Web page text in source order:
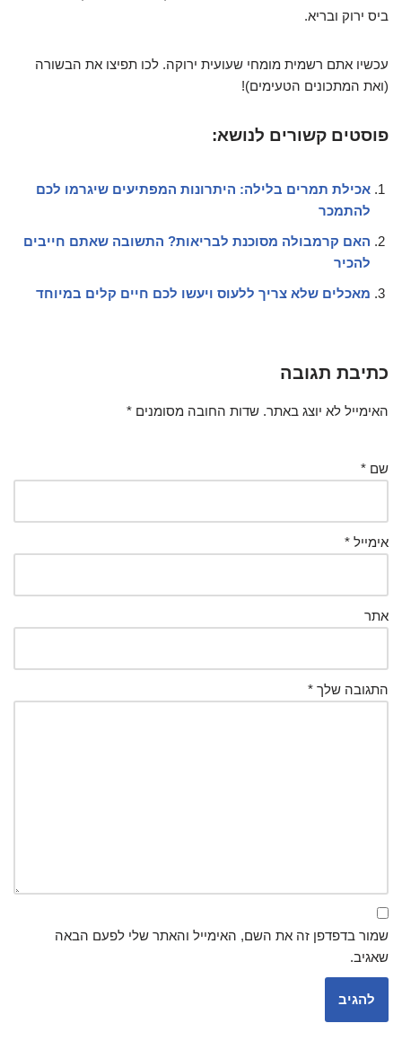
ביס ירוק ובריא.
עכשיו אתם רשמית מומחי שעועית ירוקה. לכו תפיצו את הבשורה
(ואת המתכונים הטעימים)!
פוסטים קשורים לנושא:
אכילת תמרים בלילה: היתרונות המפתיעים שיגרמו לכם
להתמכר
האם קרמבולה מסוכנת לבריאות? התשובה שאתם חייבים
להכיר
מאכלים שלא צריך ללעוס ויעשו לכם חיים קלים במיוחד
כתיבת תגובה
האימייל לא יוצג באתר. שדות החובה מסומנים *
שם *
אימייל *
אתר
התגובה שלך *
שמור בדפדפן זה את השם, האימייל והאתר שלי לפעם הבאה
שאגיב.